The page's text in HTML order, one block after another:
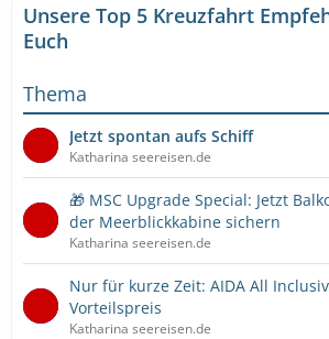
Unsere Top 5 Kreuzfahrt
Euch
Thema
Jetzt spontan aufs Schiff
Katharina seereisen.de
🎁 MSC Upgrade Special: Jetzt
der Meerblickkabine sichern
Katharina seereisen.de
Nur für kurze Zeit: AIDA All
Vorteilspreis
Katharina seereisen.de